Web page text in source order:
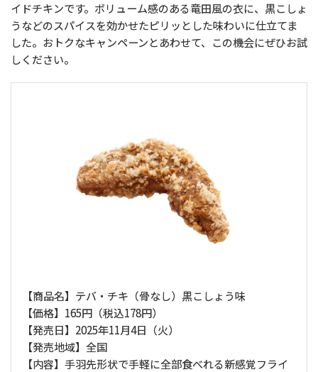
イドチキンです。ボリューム感のある竜田風の衣に、黒こしょ
うなどのスパイスを効かせたピリッとした味わいに仕立てま
した。おトクなキャンペーンとあわせて、この機会にぜひお試
しください。
【商品名】テバ・チキ（骨なし）黒こしょう味
【価格】165円（税込178円）
【発売日】2025年11月4日（火）
【発売地域】全国
【内容】手羽先形状で手軽に全部食べれる新感覚フライ